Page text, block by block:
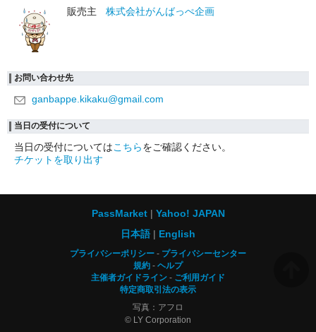
販売主
株式会社がんばっぺ企画
お問い合わせ先
ganbappe.kikaku@gmail.com
当日の受付について
当日の受付についてはこちらをご確認ください。
チケットを取り出す
PassMarket
Yahoo! JAPAN
日本語
English
プライバシーポリシー
プライバシーセンター
規約
ヘルプ
主催者ガイドライン
ご利用ガイド
特定商取引法の表示
写真：アフロ
© LY Corporation